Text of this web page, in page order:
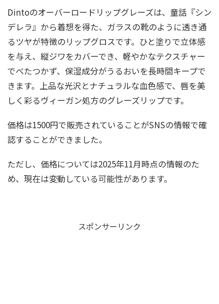
Dintoのオーバーロードリップグレーズは、童話『シン
デレラ』から着想を得た、ガラスの靴のように透き通
るツヤが特徴のリップグロスです。ひと塗りで立体感
を与え、縦ジワをカバーでき、軽やかなテクスチャー
でべたつかず、保湿成分がうるおいを長時間キープで
きます。上品な光沢とナチュラルな血色感で、唇を美
しく彩るヴィーガン処方のグレーズリップです。
価格は1500円で販売されていることがSNSの情報で確
認することができました。
ただし、価格については2025年11月時点の情報のた
め、現在は変動している可能性があります。
スポンサーリンク